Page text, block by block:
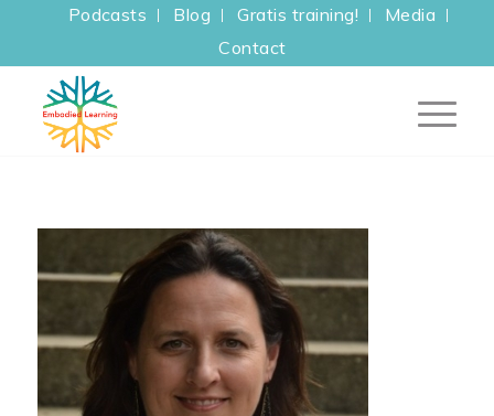
Podcasts Blog Gratis training!
Media
Contact